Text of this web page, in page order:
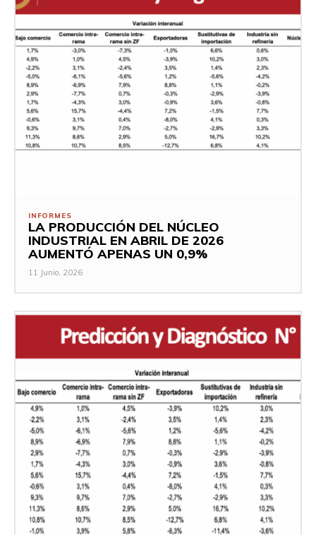
INFORMES
LA PRODUCCIÓN DEL NÚCLEO
INDUSTRIAL EN ABRIL DE 2026
AUMENTÓ APENAS UN 0,9%
11 Junio, 2026